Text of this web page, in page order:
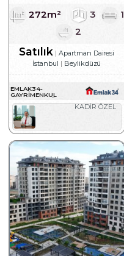
272m² 3
1
2
Satılık
Apartman Dairesi
İstanbul
Beylikdüzü
EMLAK34-
GAYRIMENKUL
DANIŞMANLIĞI
KADİR ÖZEL